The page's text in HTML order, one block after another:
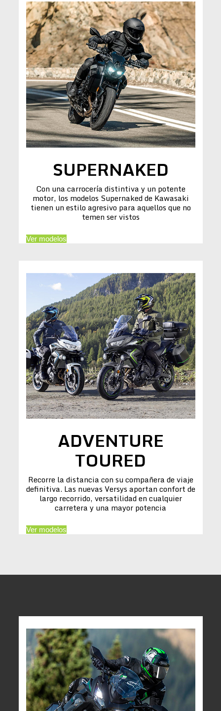
SUPERNAKED
Con una carrocería distintiva y un potente
motor, los modelos Supernaked de Kawasaki
tienen un estilo agresivo para aquellos que no
temen ser vistos
Ver modelos
ADVENTURE
TOURED
Recorre la distancia con su compañera de viaje
definitiva. Las nuevas Versys aportan confort de
largo recorrido, versatilidad en cualquier
carretera y una mayor potencia
Ver modelos